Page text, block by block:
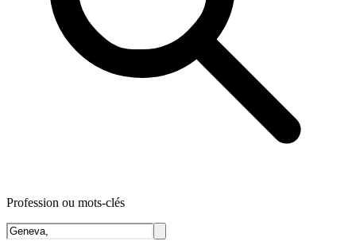
Profession ou mots-clés